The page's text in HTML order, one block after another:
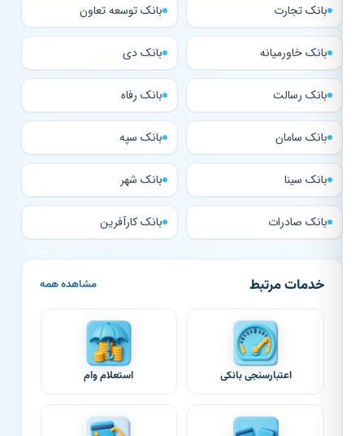
بانک تجارت بانک توسعه تعاون
بانک خاورمیانه بانک دی
بانک رسالت بانک رفاه
بانک سامان بانک سپه
بانک سینا بانک شهر
بانک صادرات بانک کارآفرین
خدمات مرتبط مشاهده همه
اعتبارسنجی بانکی استعلام وام